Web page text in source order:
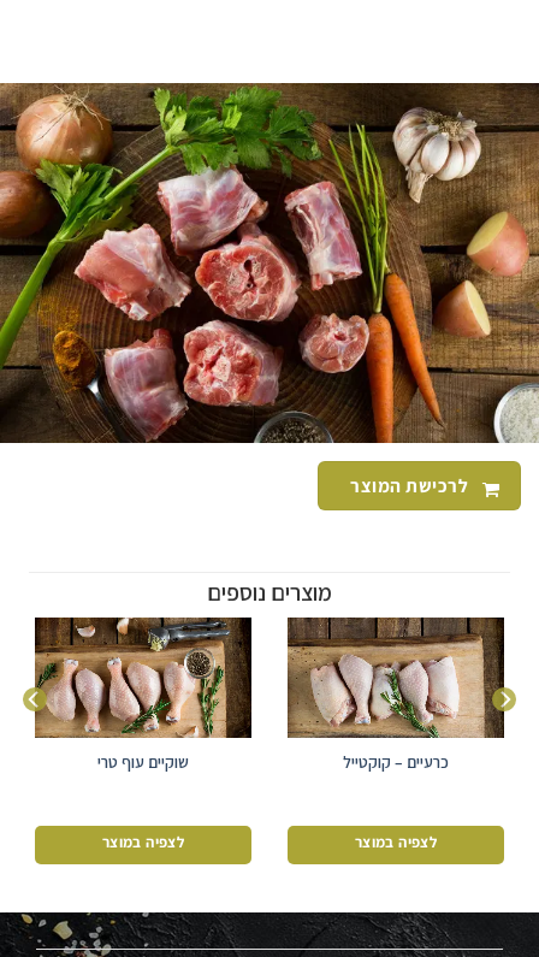
לרכישת המוצר
מוצרים נוספים
כרעיים – קוקטייל
לצפיה במוצר
שוקיים עוף טרי
לצפיה במוצר